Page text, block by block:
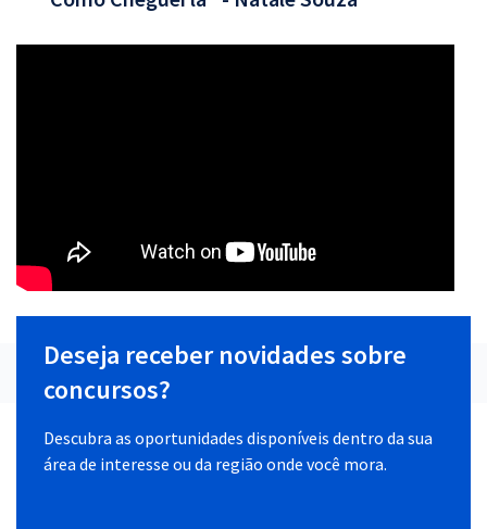
Deseja receber novidades sobre
concursos?
Descubra as oportunidades disponíveis dentro da sua
área de interesse ou da região onde você mora.